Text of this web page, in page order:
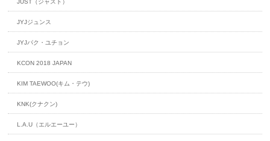
JUST（ジャスト）
JYJジュンス
JYJパク・ユチョン
KCON 2018 JAPAN
KIM TAEWOO(キム・テウ)
KNK(クナクン)
L.A.U（エルエーユー）